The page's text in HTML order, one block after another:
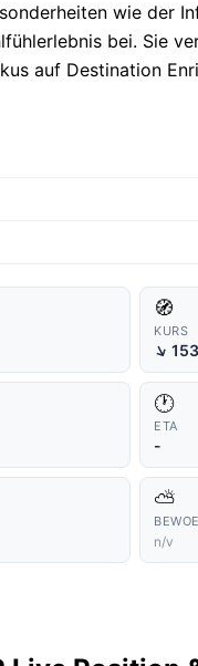
wie der
bei. Sie
auf Destination
🧭
KURS
↑
🕐
ETA
-
⛅
n/v